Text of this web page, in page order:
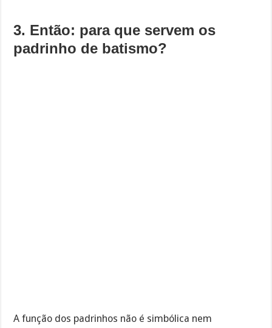
3. Então: para que servem os
padrinho de batismo?
A função dos padrinhos não é simbólica nem